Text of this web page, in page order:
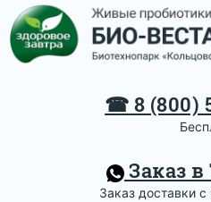
☎8 (800)
Заказ
Заказ доставки